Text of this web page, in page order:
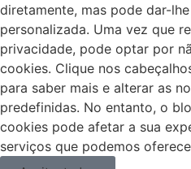
diretamente, mas pode dar-
personalizada. Uma vez que
privacidade, pode optar por
cookies. Clique nos
para saber mais e alterar as
predefinidas. No entanto, o
cookies pode afetar a sua
serviços que podemos